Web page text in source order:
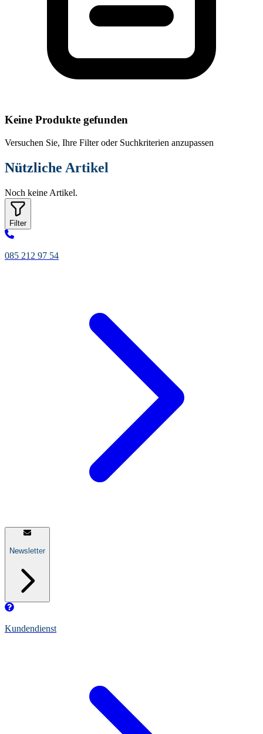
Keine Produkte gefunden
Versuchen Sie, Ihre Filter oder Suchkriterien anzupassen
Nützliche Artikel
Noch keine Artikel.
Filter
085 212 97 54
Newsletter
Kundendienst